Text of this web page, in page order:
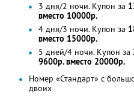
3 дня/2 ночи. Купон за
вместо 10000р.
4 дня/3 ночи. Купон за
вместо 15000р.
5 дней/4 ночи. Купон за
9600р. вместо 20000р.
Номер «Стандарт» с
двоих